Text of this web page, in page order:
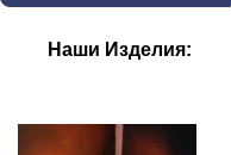
Наши Изделия: